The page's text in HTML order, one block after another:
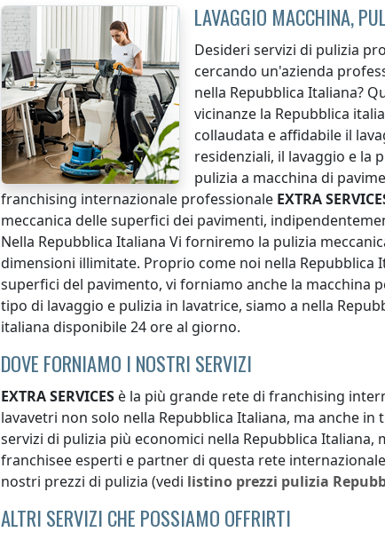
LAVAGGIO MACCHINA,
Desideri servizi di pulizia
cercando un'azienda
nella Repubblica Italiana?
vicinanze la Repubblica
collaudata e affidabile il
residenziali, il lavaggio e la
pulizia a macchina di
franchising internazionale professionale EXTRA
meccanica delle superfici dei pavimenti,
Nella Repubblica Italiana Vi forniremo la pulizia
dimensioni illimitate. Proprio come noi nella Repubblica
superfici del pavimento, vi forniamo anche la macchina
tipo di lavaggio e pulizia in lavatrice, siamo a nella
italiana disponibile 24 ore al giorno.
DOVE FORNIAMO I NOSTRI SERVIZI
EXTRA SERVICES è la più grande rete di franchising
lavavetri non solo nella Repubblica Italiana, ma anche
servizi di pulizia più economici nella Repubblica Italiana,
franchisee esperti e partner di questa rete
nostri prezzi di pulizia (vedi listino prezzi pulizia
ALTRI SERVIZI CHE POSSIAMO OFFRIRTI